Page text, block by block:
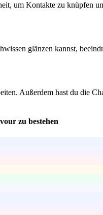
um Kontakte zu knüpfen
glänzen kannst,
Außerdem hast du die
zu bestehen